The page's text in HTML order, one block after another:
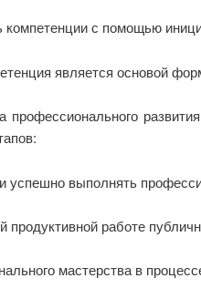
с помощью
является основой
профессионального
успешно выполнять
продуктивной работе
мастерства в